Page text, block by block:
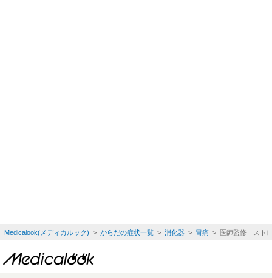
Medicalook(メディカルック) > からだの症状一覧> 消化器> 胃痛 > 医師監修｜スト